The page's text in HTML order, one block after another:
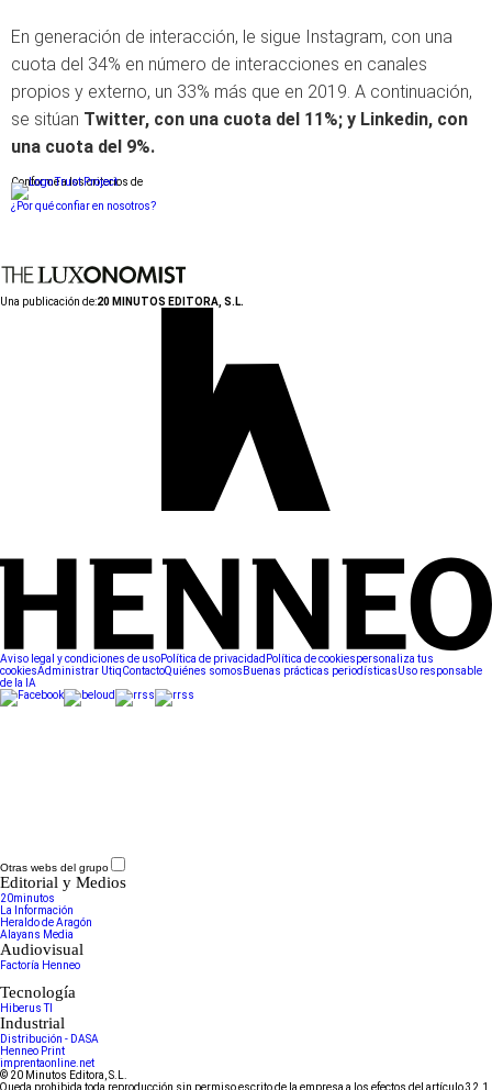
En generación de interacción, le sigue Instagram, con una
cuota del 34% en número de interacciones en canales
propios y externo, un 33% más que en 2019. A continuación,
se sitúan Twitter, con una cuota del 11%; y Linkedin, con
una cuota del 9%.
Conforme a los criterios de
¿Por qué confiar en nosotros?
Una publicación de:20 MINUTOS EDITORA, S.L.
Aviso legal y condiciones de usoPolítica de privacidad Política de cookiespersonaliza tus
cookiesAdministrar UtiqContactoQuiénes somos Buenas prácticas periodísticasUso responsable
de la IA
Otras webs del grupo
Editorial y Medios
20minutos
La Información
Heraldo de Aragón
Alayans Media
Audiovisual
Factoría Henneo
Tecnología
Hiberus TI
Industrial
Distribución - DASA
Henneo Print
imprentaonline.net
© 20 Minutos Editora, S.L.
Queda prohibida toda reproducción sin permiso escrito de la empresa a los efectos del artículo 32.1,